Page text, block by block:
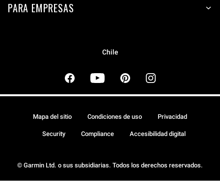
PARA EMPRESAS
Chile
© Garmin Ltd. o sus subsidiarias. Todos los derechos reservados.
Mapa del sitio Condiciones de uso Privacidad
Security Compliance Accesibilidad digital